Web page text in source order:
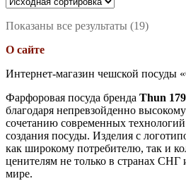
Показаны все результаты (19)
О сайте
Интернет-магазин чешской посуды
Фарфоровая посуда бренда Thun
благодаря непревзойденно
сочетанию современных
создания посуды. Изделия с
как широкому потребителю, так и
ценителям не только в странах СНГ
мире.